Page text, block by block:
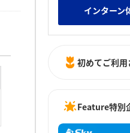
インターン
初めてご利
Feature特別